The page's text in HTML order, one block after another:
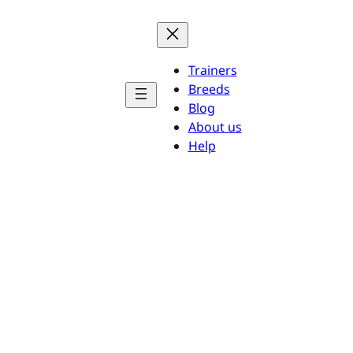
Trainers
Breeds
Blog
About us
Help